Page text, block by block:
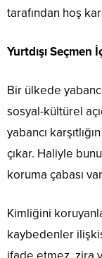
tarafından hoş
Yurtdışı Seçmen
Bir ülkede
sosyal-kültürel
yabancı
çıkar. Haliyle
koruma çabası
Kimliğini
kaybedenler